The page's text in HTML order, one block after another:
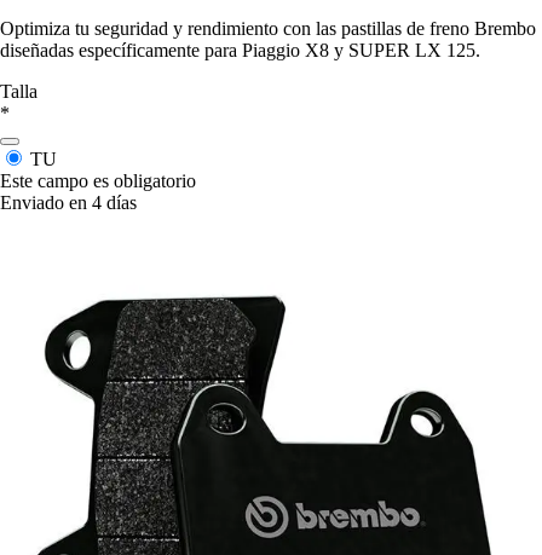
Optimiza tu seguridad y rendimiento con las pastillas de freno Brembo
diseñadas específicamente para Piaggio X8 y SUPER LX 125.
Talla
*
TU
Este campo es obligatorio
Enviado en 4 días